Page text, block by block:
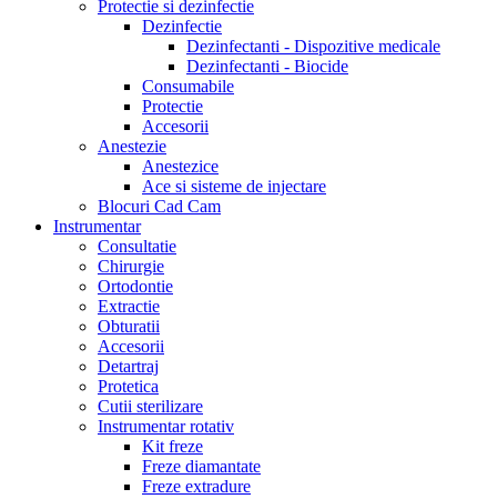
Protectie si dezinfectie
Dezinfectie
Dezinfectanti - Dispozitive medicale
Dezinfectanti - Biocide
Consumabile
Protectie
Accesorii
Anestezie
Anestezice
Ace si sisteme de injectare
Blocuri Cad Cam
Instrumentar
Consultatie
Chirurgie
Ortodontie
Extractie
Obturatii
Accesorii
Detartraj
Protetica
Cutii sterilizare
Instrumentar rotativ
Kit freze
Freze diamantate
Freze extradure